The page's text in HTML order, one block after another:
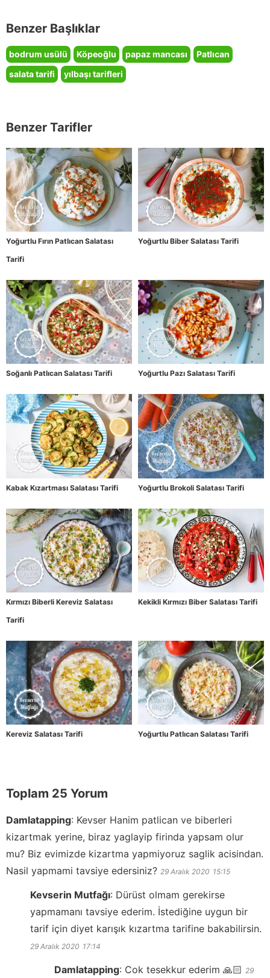
Benzer Başlıklar
bodrum usülü Köpeoğlu papaz mancası
Patlıcan
salata tarifi
yılbaşı tarifleri
Benzer Tarifler
Yoğurtlu Fırın Patlıcan Salatası
Tarifi
Yoğurtlu Biber Salatası Tarifi
Soğanlı Patlıcan Salatası Tarifi Yoğurtlu Pazı Salatası Tarifi
Kabak Kızartması Salatası Tarifi Yoğurtlu Brokoli Salatası Tarifi
Kırmızı Biberli Kereviz Salatası
Tarifi
Kekikli Kırmızı Biber Salatası Tarifi
Kereviz Salatası Tarifi Yoğurtlu Patlıcan Salatası Tarifi
Toplam 25 Yorum
Damlatapping: Kevser Hanim patlican ve biberleri
kizartmak yerine, biraz yaglayip firinda yapsam olur
mu? Biz evimizde kizartma yapmiyoruz saglik acisindan.
Nasil yapmami tavsiye edersiniz? 29 Aralık 2020 15:15
Kevserin Mutfağı: Dürüst olmam gerekirse
yapmamanı tavsiye ederim. İstediğine uygun bir
tarif için diyet karışık kızartma tarifine bakabilirsin.
29 Aralık 2020 17:14
Damlatapping: Cok tesekkur ederim 🙏🏻 29